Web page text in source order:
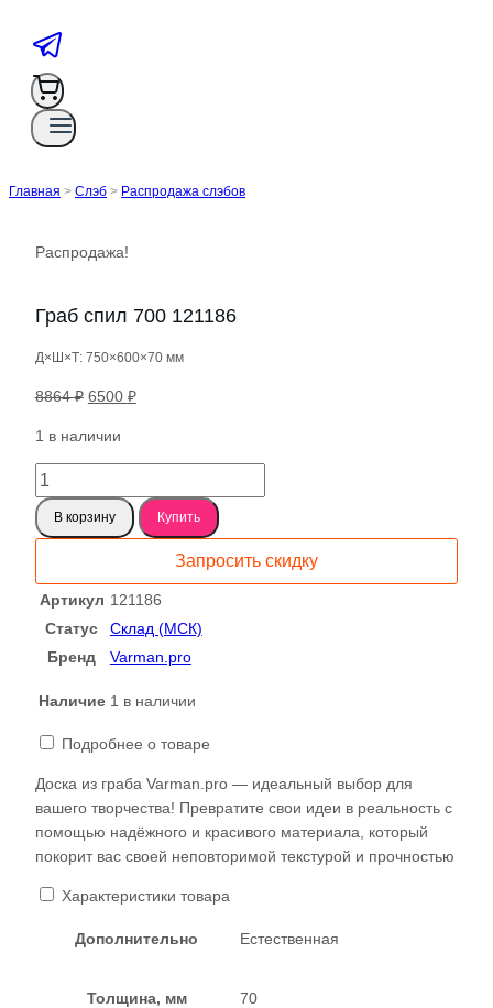
Главная > Слэб > Распродажа слэбов
Распродажа!
Граб спил 700 121186
Д×Ш×Т: 750×600×70 мм
8864₽ Первоначальная
составляла
8864 ₽.
6500 ₽Текущая
1 в наличии
Количество
товара
Граб
спил
121186
В корзину Купить
Запросить скидку
Артикул 121186
Статус
Склад (МСК)
Бренд
Varman.pro
Наличие 1 в наличии
Подробнее о товаре
Доска из граба Varman.pro — идеальный выбор для
вашего творчества! Превратите свои идеи в реальность с
помощью надёжного и красивого материала, который
покорит вас своей неповторимой текстурой и прочностью
Характеристики товара
Дополнительно Естественная
Толщина, мм 70